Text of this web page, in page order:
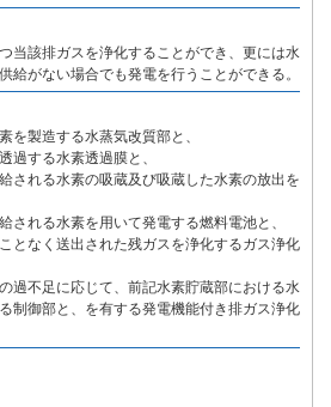
当該排ガスを浄化することができ、更には水
給がない場合でも発電を行うことができる。
製造する水蒸気改質部と、
過する水素透過膜と、
される水素の吸蔵及び吸蔵した水素の放出を
される水素を用いて発電する燃料電池と、
となく送出された残ガスを浄化するガス浄化
過不足に応じて、前記水素貯蔵部における水
制御部と、を有する発電機能付き排ガス浄化